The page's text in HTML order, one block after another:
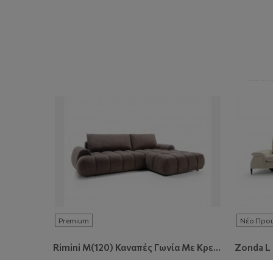
Premium
Rimini M(120) Καναπές Γωνία Με Κρεβάτι Και Αποθηκευτικό Χώρο
Νέο